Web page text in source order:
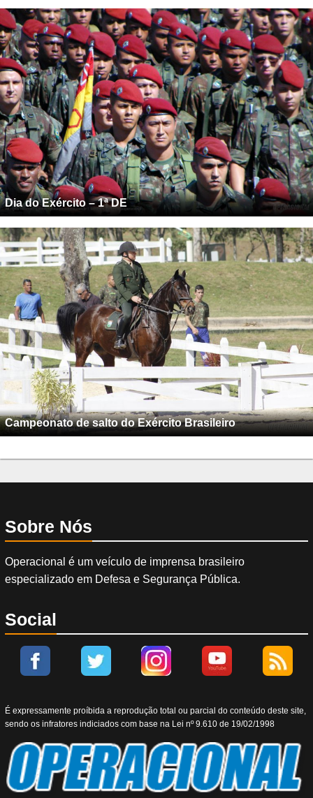
Dia do Exército – 1ª DE
Campeonato de salto do Exército Brasileiro
Sobre Nós
Operacional é um veículo de imprensa brasileiro
especializado em Defesa e Segurança Pública.
Social
É expressamente proíbida a reprodução total ou parcial do conteúdo deste site,
sendo os infratores indiciados com base na Lei nº 9.610 de 19/02/1998